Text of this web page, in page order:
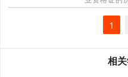
系，帮助学
识，合肥
1
相